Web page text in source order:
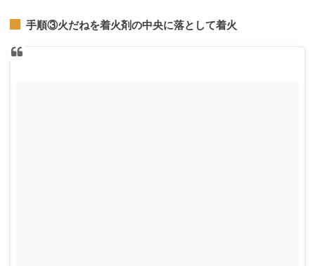
手順③火だねを着火剤の中央に落として着火